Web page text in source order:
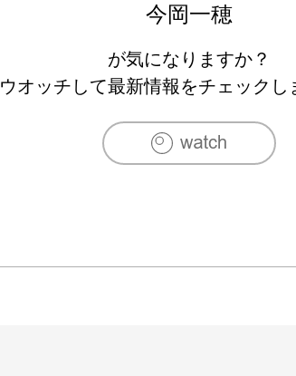
今岡一穂
が気になりますか？
ウオッチして最新情報をチェックし